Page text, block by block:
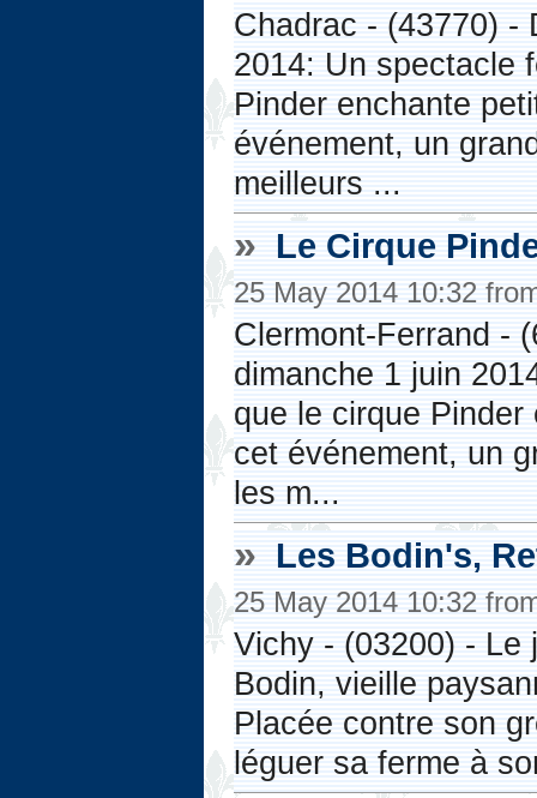
Chadrac - (43770) -
2014: Un spectacle
Pinder enchante
événement, un
meilleurs ...
» Le Cirque
25 May 2014 10:32
Clermont-Ferrand -
dimanche 1 juin
que le cirque
cet événement, un
les m...
» Les Bodin's,
25 May 2014 10:32
Vichy - (03200) - Le
Bodin, vieille
Placée contre son
léguer sa ferme à